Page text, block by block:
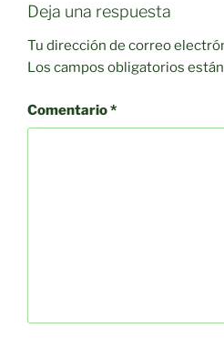
Deja una respuesta
Tu dirección de correo
Los campos obligatorios
Comentario*